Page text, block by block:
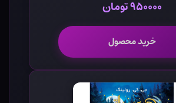
۹۵۰۰۰۰ تومان
خرید محصول